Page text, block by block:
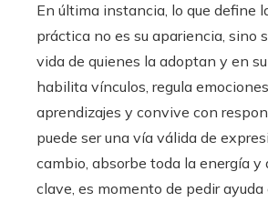
En última instancia, lo que define
práctica no es su apariencia, sino
vida de quienes la adoptan y en
habilita vínculos, regula
aprendizajes y convive con
puede ser una vía válida de
cambio, absorbe toda la energía y
clave, es momento de pedir ayuda